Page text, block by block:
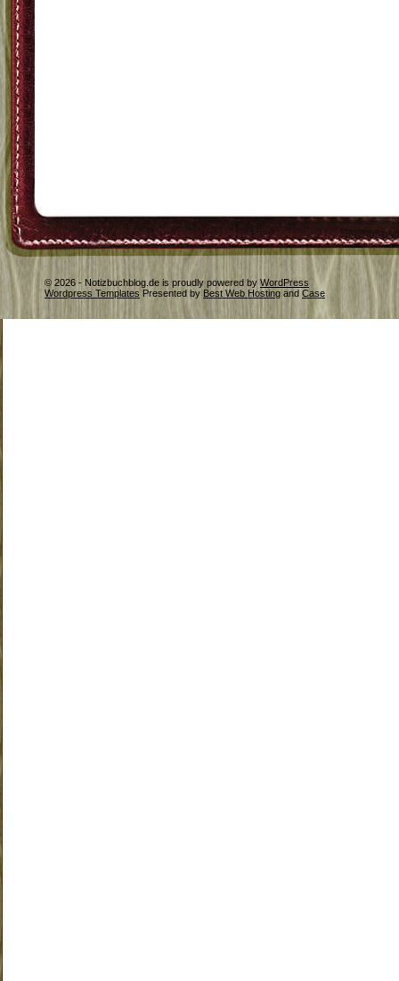
© 2026 - Notizbuchblog.de is proudly powered by WordPress
Wordpress Templates Presented by Best Web Hosting and Case